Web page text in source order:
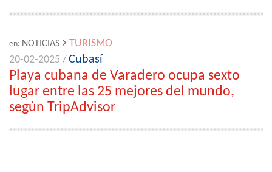
en: NOTICIAS
TURISMO
20-02-2025 /Cubasí
Playa cubana de Varadero ocupa sexto
lugar entre las 25 mejores del mundo,
según TripAdvisor